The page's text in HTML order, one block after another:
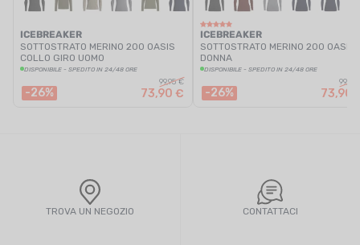
ICEBREAKER
SOTTOSTRATO MERINO 200 OASIS
COLLO GIRO UOMO
DISPONIBILE - SPEDITO IN 24/48 ORE
-26%
99,95 €
73,90 €
ICEBREAKER
SOTTOSTRATO MERINO 200 OASIS
DONNA
DISPONIBILE - SPEDITO IN 24/48 ORE
-26%
99,95
73,90
TROVA UN NEGOZIO CONTATTACI